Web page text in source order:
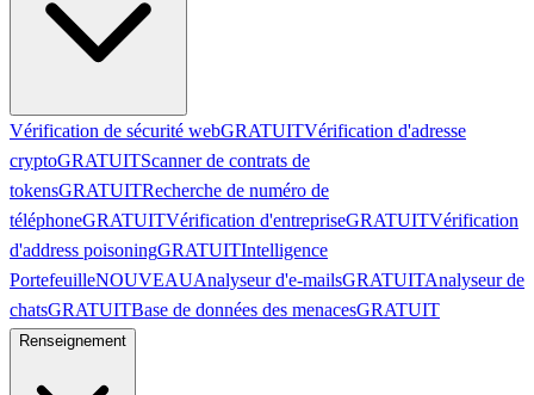
Vérification de sécurité webGRATUITVérification d'adresse
cryptoGRATUITScanner de contrats de
tokensGRATUITRecherche de numéro de
téléphoneGRATUITVérification d'entrepriseGRATUITVérification
d'address poisoningGRATUITIntelligence
PortefeuilleNOUVEAUAnalyseur d'e-mailsGRATUITAnalyseur de
chatsGRATUITBase de données des menacesGRATUIT
Renseignement